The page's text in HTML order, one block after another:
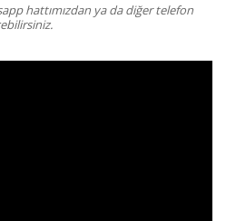
hattımızdan ya da diğer telefon